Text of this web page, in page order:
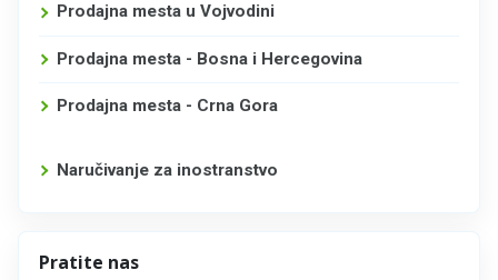
Prodajna mesta u Vojvodini
Prodajna mesta - Bosna i Hercegovina
Prodajna mesta - Crna Gora
Naručivanje za inostranstvo
Pratite nas